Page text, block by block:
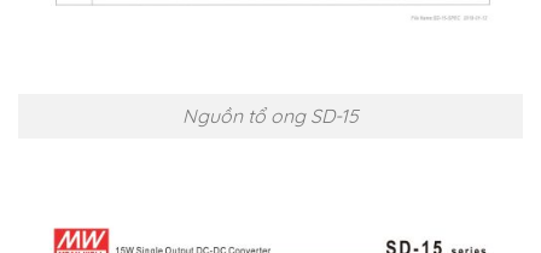
Nguồn tổ ong SD-15